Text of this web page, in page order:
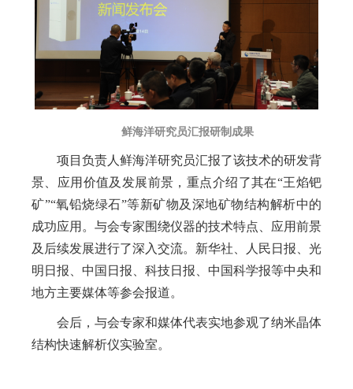
鲜海洋研究员汇报研制成果
项目负责人鲜海洋研究员汇报了该技术的研发背
景、应用价值及发展前景，重点介绍了其在“王焰钯
矿”“氧铅烧绿石”等新矿物及深地矿物结构解析中的
成功应用。与会专家围绕仪器的技术特点、应用前景
及后续发展进行了深入交流。新华社、人民日报、光
明日报、中国日报、科技日报、中国科学报等中央和
地方主要媒体等参会报道。
会后，与会专家和媒体代表实地参观了纳米晶体
结构快速解析仪实验室。